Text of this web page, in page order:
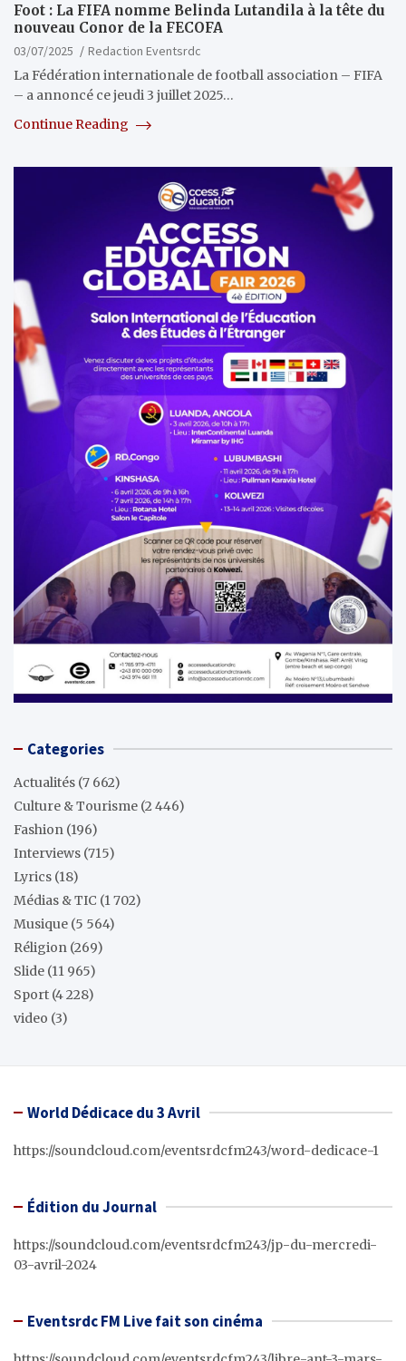
Foot : La FIFA nomme Belinda Lutandila à la tête du
nouveau Conor de la FECOFA
03/07/2025
Redaction Eventsrdc
La Fédération internationale de football association – FIFA
– a annoncé ce jeudi 3 juillet 2025…
Continue Reading
Categories
Actualités (7 662)
Culture & Tourisme (2 446)
Fashion (196)
Interviews (715)
Lyrics (18)
Médias & TIC (1 702)
Musique (5 564)
Réligion (269)
Slide (11 965)
Sport (4 228)
video (3)
World Dédicace du 3 Avril
https://soundcloud.com/eventsrdcfm243/word-dedicace-1
Édition du Journal
https://soundcloud.com/eventsrdcfm243/jp-du-mercredi-
03-avril-2024
Eventsrdc FM Live fait son cinéma